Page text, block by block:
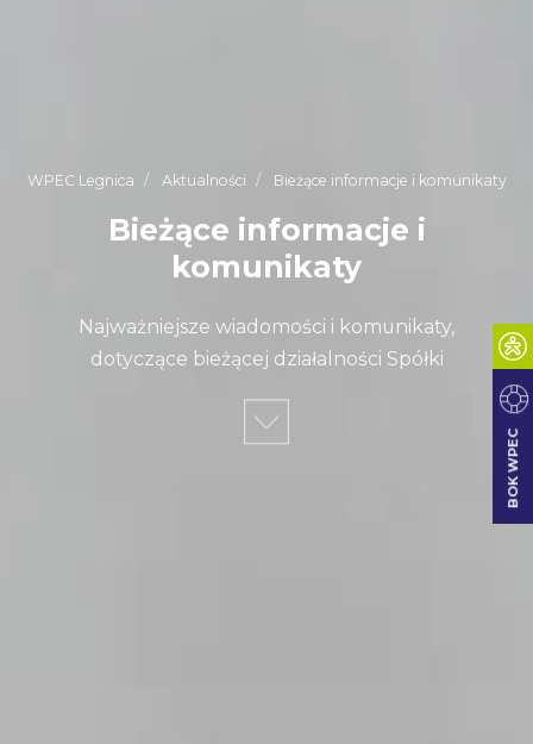
WPEC Legnica Aktualności Bieżące informacje i komunikaty
Bieżące informacje i
komunikaty
Najważniejsze wiadomości i komunikaty,
dotyczące bieżącej działalności Spółki
BOK WPEC